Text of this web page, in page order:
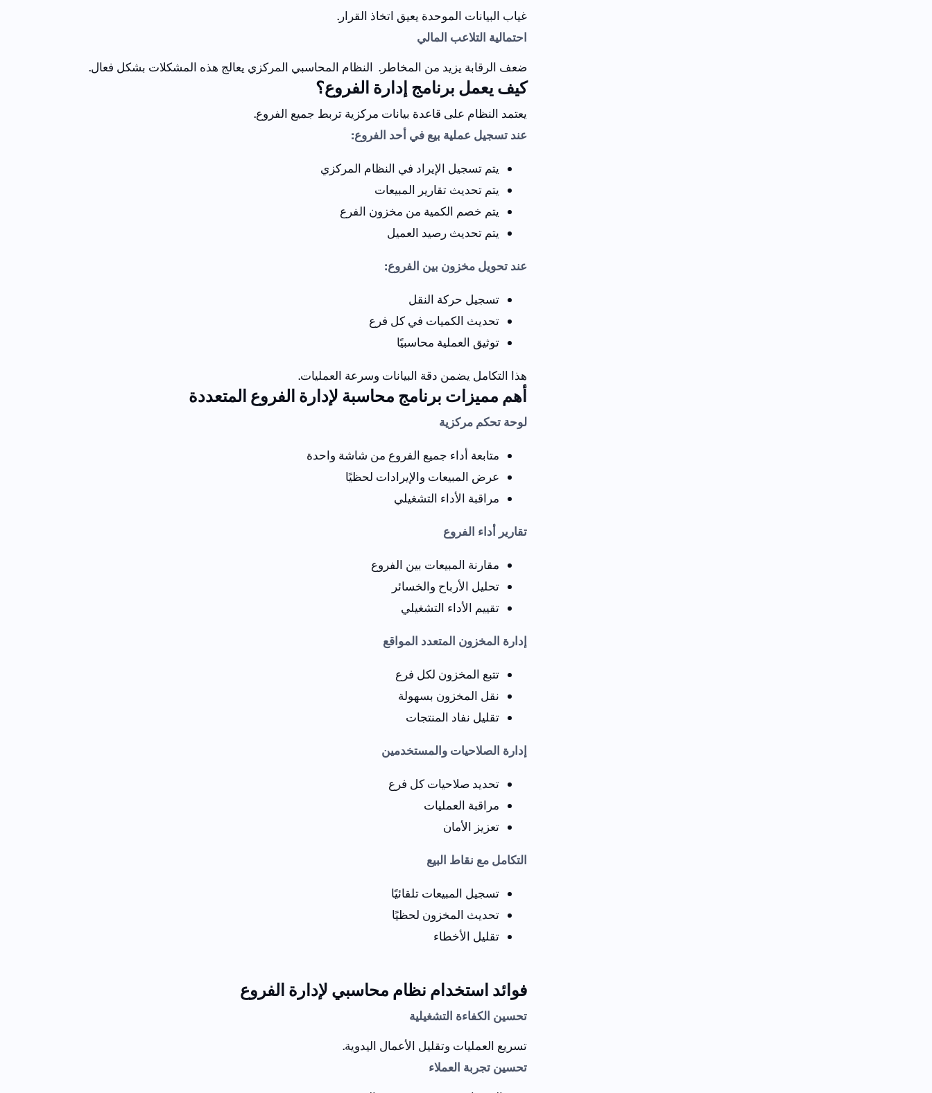
غياب البيانات الموحدة يعيق اتخاذ القرار.
احتمالية التلاعب المالي
ضعف الرقابة يزيد من المخاطر. النظام المحاسبي المركزي يعالج هذه المشكلات بشكل فعال.
كيف يعمل برنامج إدارة الفروع؟
يعتمد النظام على قاعدة بيانات مركزية تربط جميع الفروع.
عند تسجيل عملية بيع في أحد الفروع:
يتم تسجيل الإيراد في النظام المركزي
يتم تحديث تقارير المبيعات
يتم خصم الكمية من مخزون الفرع
يتم تحديث رصيد العميل
عند تحويل مخزون بين الفروع:
تسجيل حركة النقل
تحديث الكميات في كل فرع
توثيق العملية محاسبيًا
هذا التكامل يضمن دقة البيانات وسرعة العمليات.
أهم مميزات برنامج محاسبة لإدارة الفروع المتعددة
لوحة تحكم مركزية
متابعة أداء جميع الفروع من شاشة واحدة
عرض المبيعات والإيرادات لحظيًا
مراقبة الأداء التشغيلي
تقارير أداء الفروع
مقارنة المبيعات بين الفروع
تحليل الأرباح والخسائر
تقييم الأداء التشغيلي
إدارة المخزون المتعدد المواقع
تتبع المخزون لكل فرع
نقل المخزون بسهولة
تقليل نفاد المنتجات
إدارة الصلاحيات والمستخدمين
تحديد صلاحيات كل فرع
مراقبة العمليات
تعزيز الأمان
التكامل مع نقاط البيع
تسجيل المبيعات تلقائيًا
تحديث المخزون لحظيًا
تقليل الأخطاء
فوائد استخدام نظام محاسبي لإدارة الفروع
تحسين الكفاءة التشغيلية
تسريع العمليات وتقليل الأعمال اليدوية.
تحسين تجربة العملاء